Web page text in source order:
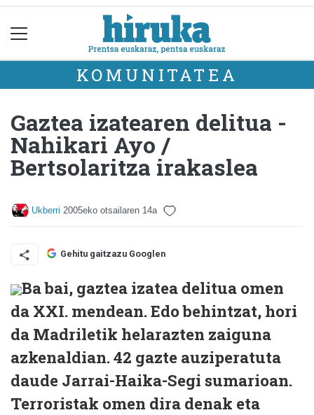
KOMUNITATEA
Gaztea izatearen delitua -
Nahikari Ayo /
Bertsolaritza irakaslea
Ukberri 2005eko otsailaren 14a
Gehitu gaitzazu Googlen
Ba bai, gaztea izatea delitua omen
da XXI. mendean. Edo behintzat, hori
da Madriletik helarazten zaiguna
azkenaldian. 42 gazte auziperatuta
daude Jarrai-Haika-Segi sumarioan.
Terroristak omen dira denak eta